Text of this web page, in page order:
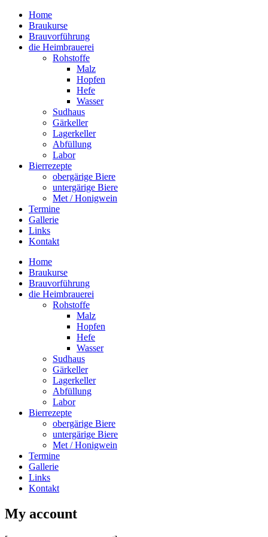
mein Sudhaus
Braukurse – Brauvorführungen – Tastings
Home
Braukurse
Brauvorführung
die Heimbrauerei
Rohstoffe
Malz
Hopfen
Hefe
Wasser
Sudhaus
Gärkeller
Lagerkeller
Abfüllung
Labor
Bierrezepte
obergärige Biere
untergärige Biere
Met / Honigwein
Termine
Gallerie
Links
Kontakt
Home
Braukurse
Brauvorführung
die Heimbrauerei
Rohstoffe
Malz
Hopfen
Hefe
Wasser
Sudhaus
Gärkeller
Lagerkeller
Abfüllung
Labor
Bierrezepte
obergärige Biere
untergärige Biere
Met / Honigwein
Termine
Gallerie
Links
Kontakt
My account